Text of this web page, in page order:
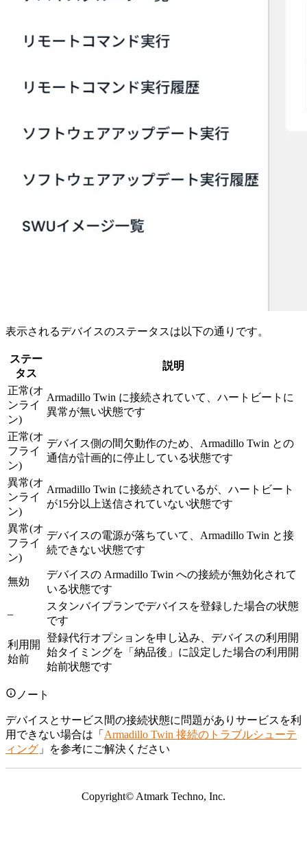
表示されるデバイスのステータスは以下の通りです。
ステー
タス
説明
正常(オ
ンライ
ン)
Armadillo Twin に接続されていて、ハートビートに
異常が無い状態です
正常(オ
フライ
ン)
デバイス側の間欠動作のため、Armadillo Twin との
通信が計画的に停止している状態です
異常(オ
ンライ
ン)
Armadillo Twin に接続されているが、ハートビート
が15分以上送信されていない状態です
異常(オ
フライ
ン)
デバイスの電源が落ちていて、Armadillo Twin と接
続できない状態です
無効
デバイスの Armadillo Twin への接続が無効化されて
いる状態です
–
スタンバイプランでデバイスを登録した場合の状態
です
利用開
始前
登録代行オプションを申し込み、デバイスの利用開
始タイミングを「納品後」に設定した場合の利用開
始前状態です
ノート
デバイスとサービス間の接続状態に問題がありサービスを利
用できない場合は「 Armadillo Twin 接続のトラブルシューテ
ィング 」を参考にご解決ください
Copyright© Atmark Techno, Inc.